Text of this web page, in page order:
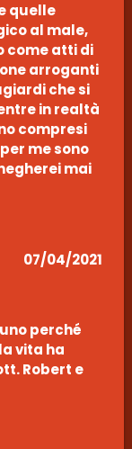
quelle
al male,
come atti di
arroganti
che si
in realtà
compresi
me sono
mai
07/04/2021
perché
vita ha
Robert e